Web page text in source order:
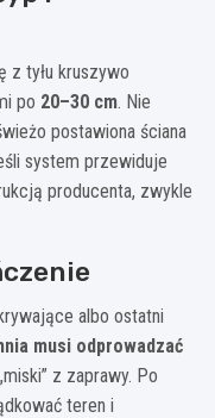
z tyłu kruszywo
po 20–30 cm. Nie
postawiona ściana
system przewiduje
producenta, zwykle
albo ostatni
musi odprowadzać
z zaprawy. Po
teren i